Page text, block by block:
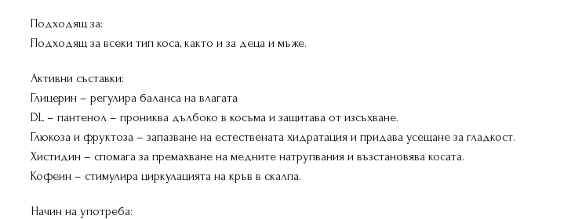
Подходящ за:
Подходящ за всеки тип коса, както и за деца и мъже.
Активни съставки:
Глицерин – регулира баланса на влагата
DL – пантенол – прониква дълбоко в косъма и защитава от изсъхване.
Глюкоза и фруктоза – запазване на естествената хидратация и придава усещане за гладкост.
Хистидин – спомага за премахване на медните натрупвания и възстановява косата.
Кофеин – стимулира циркулацията на кръв в скалпа.
Начин на употреба: